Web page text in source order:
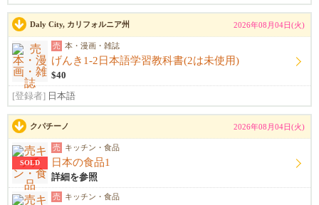
Daly City, カリフォルニア州 2026年08月04日(火)
売 本・漫画・雑誌
げんき1-2日本語学習教科書(2は未使用)
$40
[登録者] 日本語
クパチーノ 2026年08月04日(火)
SOLD
売 キッチン・食品
日本の食品1
詳細を参照
売 キッチン・食品